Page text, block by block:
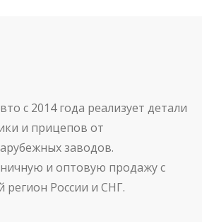
с 2014 года реализует детали
и прицепов от
заводов.
и оптовую продажу с
регион России и СНГ.